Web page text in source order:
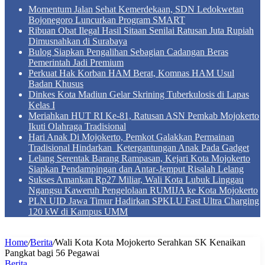
Momentum Jalan Sehat Kemerdekaan, SDN Ledokwetan
Bojonegoro Luncurkan Program SMART
Ribuan Obat Ilegal Hasil Sitaan Senilai Ratusan Juta Rupiah
Dimusnahkan di Surabaya
Bulog Siapkan Pengalihan Sebagian Cadangan Beras
Pemerintah Jadi Premium
Perkuat Hak Korban HAM Berat, Komnas HAM Usul
Badan Khusus
Dinkes Kota Madiun Gelar Skrining Tuberkulosis di Lapas
Kelas I
Meriahkan HUT RI Ke-81, Ratusan ASN Pemkab Mojokerto
Ikuti Olahraga Tradisional
Hari Anak Di Mojokerto, Pemkot Galakkan Permainan
Tradisional Hindarkan Ketergantungan Anak Pada Gadget
Lelang Serentak Barang Rampasan, Kejari Kota Mojokerto
Siapkan Pendampingan dan Antar-Jemput Risalah Lelang
Sukses Amankan Rp27 Miliar, Wali Kota Lubuk Linggau
Ngangsu Kaweruh Pengelolaan RUMIJA ke Kota Mojokerto
PLN UID Jawa Timur Hadirkan SPKLU Fast Ultra Charging
120 kW di Kampus UMM
Home/Berita/Wali Kota Kota Mojokerto Serahkan SK Kenaikan
Pangkat bagi 56 Pegawai